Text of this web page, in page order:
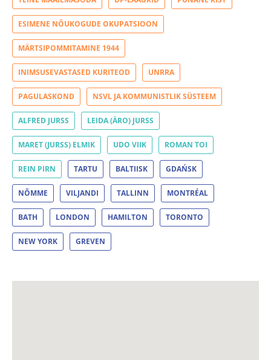
ESIMENE NÕUKOGUDE OKUPATSIOON
MÄRTSIPOMMITAMINE 1944
INIMSUSEVASTASED KURITEOD UNRRA
PAGULASKOND NSVL JA KOMMUNISTLIK SÜSTEEM
ALFRED JURSS LEIDA (ÄRO) JURSS
MARET (JURSS) ELMIK UDO VIIK ROMAN TOI
REIN PIRN TARTU BALTIISK GDAŃSK
NÕMME VILJANDI TALLINN MONTRÉAL
BATH LONDON HAMILTON TORONTO
NEW YORK GREVEN